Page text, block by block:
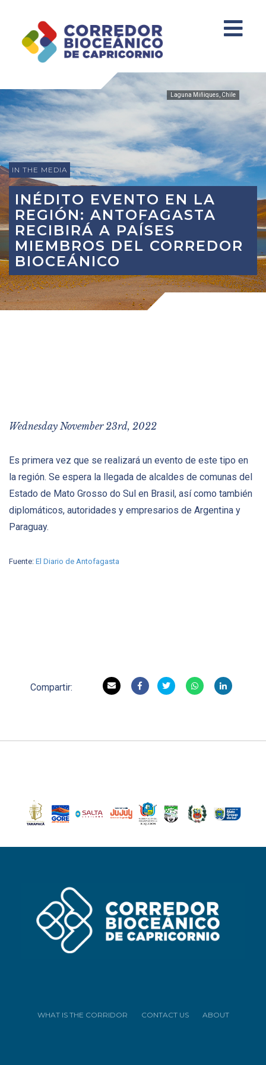
Laguna Miñiques, Chile
IN THE MEDIA
INÉDITO EVENTO EN LA
REGIÓN: ANTOFAGASTA
RECIBIRÁ A PAÍSES
MIEMBROS DEL CORREDOR
BIOCEÁNICO
Wednesday November 23rd, 2022
Es primera vez que se realizará un evento de este tipo en
la región. Se espera la llegada de alcaldes de comunas del
Estado de Mato Grosso do Sul en Brasil, así como también
diplomáticos, autoridades y empresarios de Argentina y
Paraguay.
Fuente: El Diario de Antofagasta
Compartir:
WHAT IS THE CORRIDOR CONTACT US ABOUT